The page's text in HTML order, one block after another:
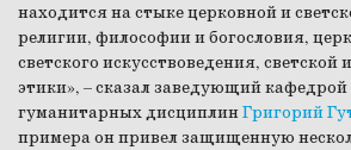
находится на стыке церковной и
религии, философии и богословия,
светского искусствоведения, светской
этики», –сказал заведующий
гуманитарных дисциплинГригорий
примера он привел защищенную